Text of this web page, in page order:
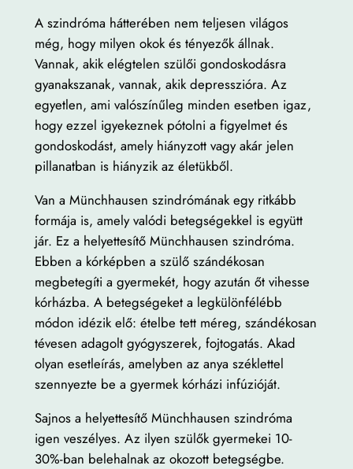
A szindróma hátterében nem teljesen világos
még, hogy milyen okok és tényezők állnak.
Vannak, akik elégtelen szülői gondoskodásra
gyanakszanak, vannak, akik depresszióra. Az
egyetlen, ami valószínűleg minden esetben igaz,
hogy ezzel igyekeznek pótolni a figyelmet és
gondoskodást, amely hiányzott vagy akár jelen
pillanatban is hiányzik az életükből.
Van a Münchhausen szindrómának egy ritkább
formája is, amely valódi betegségekkel is együtt
jár. Ez a helyettesítő Münchhausen szindróma.
Ebben a kórképben a szülő szándékosan
megbetegíti a gyermekét, hogy azután őt vihesse
kórházba. A betegségeket a legkülönfélébb
módon idézik elő: ételbe tett méreg, szándékosan
tévesen adagolt gyógyszerek, fojtogatás. Akad
olyan esetleírás, amelyben az anya széklettel
szennyezte be a gyermek kórházi infúzióját.
Sajnos a helyettesítő Münchhausen szindróma
igen veszélyes. Az ilyen szülők gyermekei 10-
30%-ban belehalnak az okozott betegségbe.